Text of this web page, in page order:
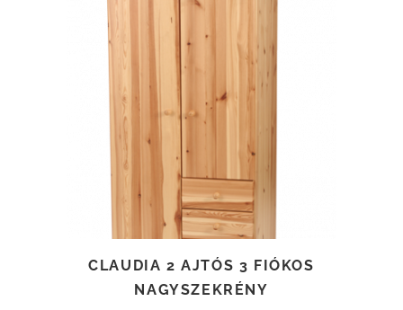
TOVÁBB OLVASOM
CLAUDIA 2 AJTÓS 3 FIÓKOS
NAGYSZEKRÉNY